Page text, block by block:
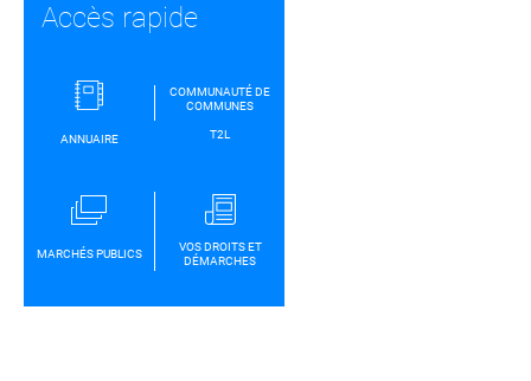
Accès rapide
ANNUAIRE
COMMUNAUTÉ DE
COMMUNES
T2L
MARCHÉS PUBLICS
VOS DROITS ET
DÉMARCHES